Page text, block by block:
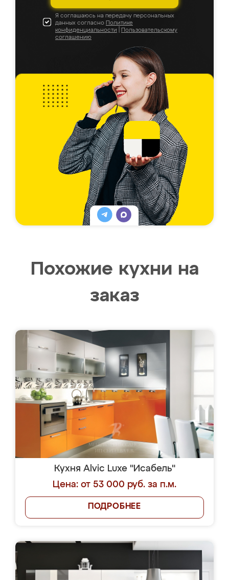
Я соглашаюсь на передачу персональных
данных согласно Политике
конфиденциальности
Пользовательскому
соглашению
Похожие кухни на
заказ
Кухня Alvic Luxe "Исабель"
Цена: от 53 000 руб. за п.м.
ПОДРОБНЕЕ